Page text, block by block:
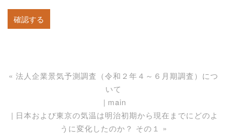
« 法人企業景気予測調査（令和２年４～６月期調査）につ
いて
main
日本および東京の気温は明治初期から現在までにどのよ
うに変化したのか？ その１
»